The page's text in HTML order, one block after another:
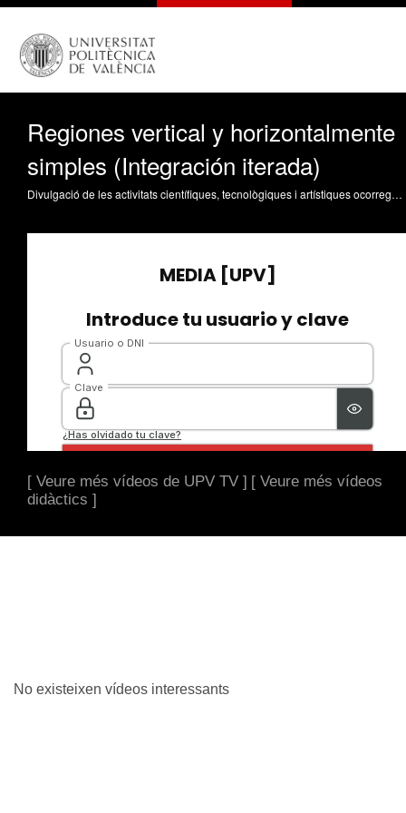
Regiones vertical y horizontalmente
simples (Integración iterada)
Divulgació de les activitats científiques, tecnològiques i artístiques ocorregudes en els tres campus de la UPV
[ Veure més vídeos de UPV TV ] [ Veure més vídeos
didàctics ]
No existeixen vídeos interessants